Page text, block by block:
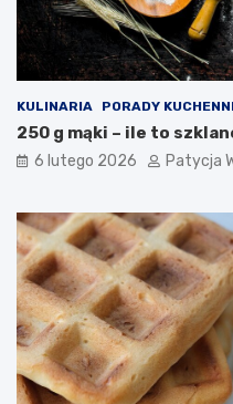
KULINARIA PORADY
250 g mąki – ile to
6 lutego 2026 Patycja